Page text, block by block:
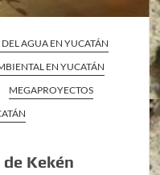
DEL AGUA EN YUCATÁN
EN YUCATÁN
MEGAPROYECTOS
Kekén